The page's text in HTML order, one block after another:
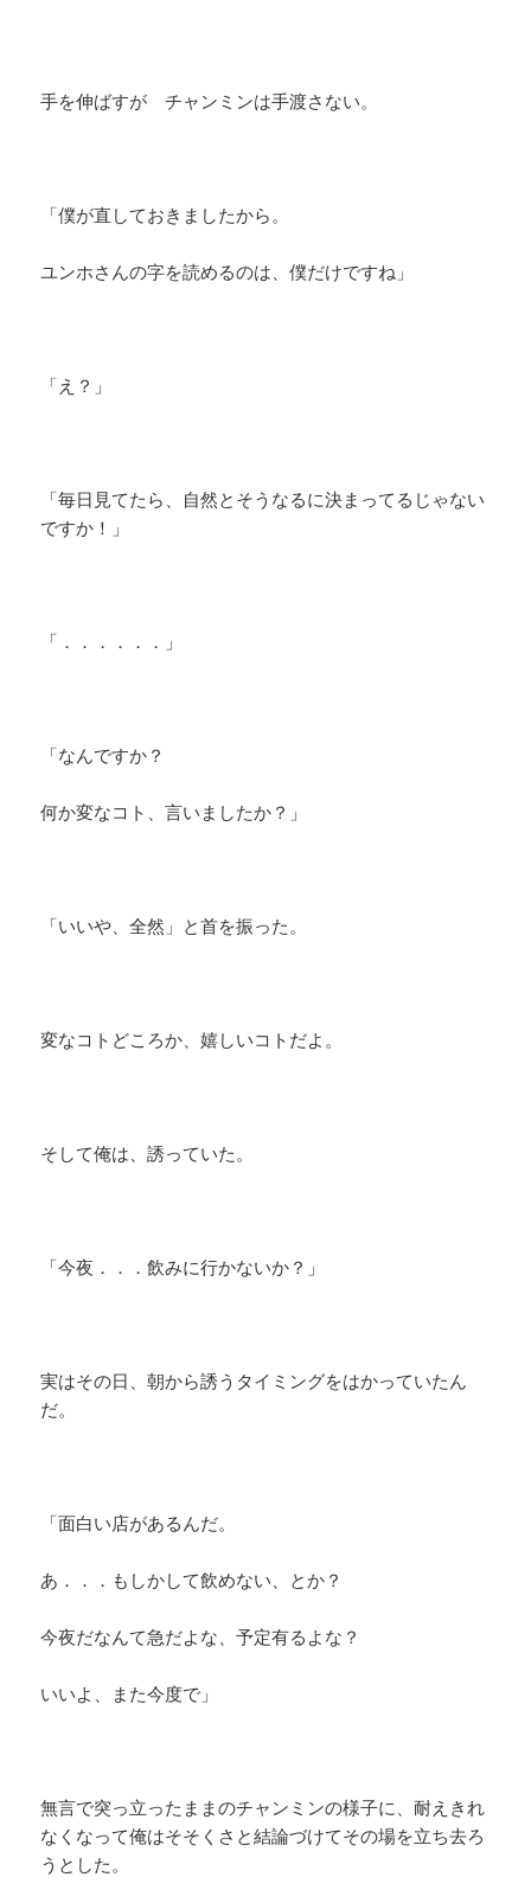
手を伸ばすが チャンミンは手渡さない。
「僕が直しておきましたから。
ユンホさんの字を読めるのは、僕だけですね」
「え？」
「毎日見てたら、自然とそうなるに決まってるじゃない
ですか！」
「．．．．．．」
「なんですか？
何か変なコト、言いましたか？」
「いいや、全然」と首を振った。
変なコトどころか、嬉しいコトだよ。
そして俺は、誘っていた。
「今夜．．．飲みに行かないか？」
実はその日、朝から誘うタイミングをはかっていたん
だ。
「面白い店があるんだ。
あ．．．もしかして飲めない、とか？
今夜だなんて急だよな、予定有るよな？
いいよ、また今度で」
無言で突っ立ったままのチャンミンの様子に、耐えきれ
なくなって俺はそそくさと結論づけてその場を立ち去ろ
うとした。